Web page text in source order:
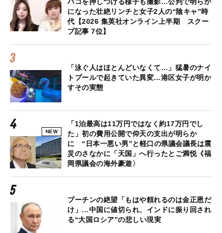
バコを押しつける様子も撮影…公判で明らか
になった壮絶リンチと女子2人の“陰キャ”時
代【2026 集英社オンライン上半期 スクー
プ記事 7位】
「泳ぐ人はほとんどいなくて…」猛暑のナイ
トプールで起きていた異変…港区女子が明か
すその実態
NEW
「1泊最高は11万円ではなく約17万円でし
た」初の費用公開で仰天の支出が明らか
に “日本一悪い男”と軽口の県議会議長は震
災のさなかに「天国」へ行ったとご満悦《福
岡県議会の海外豪遊〉
プーチンの絶望「もはや頼れるのは金正恩だ
け」…中国に値切られ、インドに振り回され
る“大国ロシア”の悲しい現実